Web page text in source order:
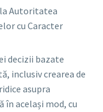
Autoritatea
cu Caracter
decizii bazate
inclusiv crearea de
asupra
în același mod, cu